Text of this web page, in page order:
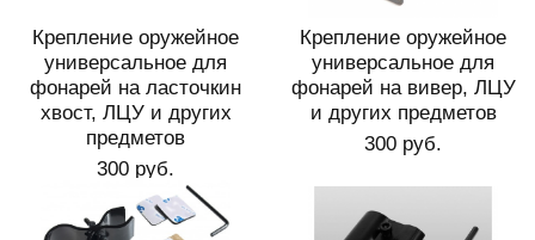
Крепление оружейное
универсальное для
фонарей на ласточкин
хвост, ЛЦУ и других
предметов
300 руб.
Крепление оружейное
универсальное для
фонарей на вивер, ЛЦУ
и других предметов
300 руб.